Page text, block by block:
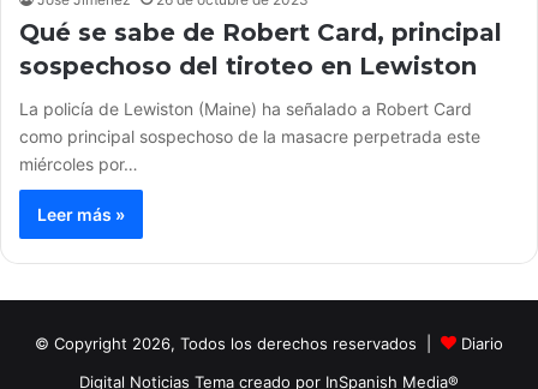
Qué se sabe de Robert Card, principal
sospechoso del tiroteo en Lewiston
La policía de Lewiston (Maine) ha señalado a Robert Card
como principal sospechoso de la masacre perpetrada este
miércoles por…
Leer más »
© Copyright 2026, Todos los derechos reservados |
Diario
Digital Noticias Tema creado por InSpanish Media®